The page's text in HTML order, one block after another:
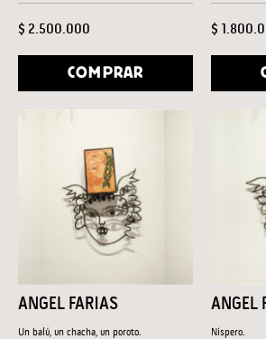
$ 2.500.000
COMPRAR
$
ANGEL FARIAS
Un balú, un chacha, un poroto.
ANGEL
Níspero.